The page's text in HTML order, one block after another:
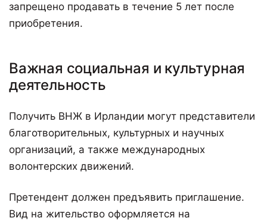
запрещено продавать в течение 5 лет после
приобретения.
Важная социальная и культурная
деятельность
Получить ВНЖ в Ирландии могут представители
благотворительных, культурных и научных
организаций, а также международных
волонтерских движений.
Претендент должен предъявить приглашение.
Вид на жительство оформляется на